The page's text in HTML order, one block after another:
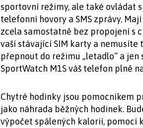
sportovní režimy, ale také ovládat
telefonní hovory a SMS zprávy.
zcela samostatně bez propojení s
vaší stávající SIM karty a
přepnout do režimu „letadlo“ a jen
SportWatch M1S váš telefon plně
Chytré hodinky jsou pomocníkem
jako náhrada běžných hodinek.
výpočet spálených kalorií, pomocí